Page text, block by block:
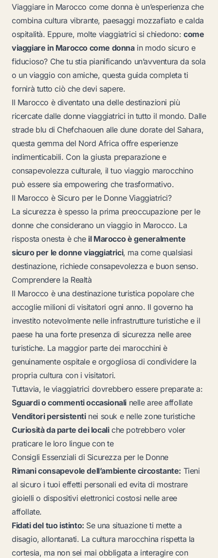
Viaggiare in Marocco come donna è un’esperienza che
combina cultura vibrante, paesaggi mozzafiato e calda
ospitalità. Eppure, molte viaggiatrici si chiedono:come
viaggiare in Marocco come donnain modo sicuro e
fiducioso? Che tu stia pianificando un’avventura da sola
o un viaggio con amiche, questa guida completa ti
fornirà tutto ciò che devi sapere.
Il Marocco è diventato una delle destinazioni più
ricercate dalle donne viaggiatrici in tutto il mondo. Dalle
strade blu di Chefchaouen alle dune dorate del Sahara,
questa gemma del Nord Africa offre esperienze
indimenticabili. Con la giusta preparazione e
consapevolezza culturale, il tuo viaggio marocchino
può essere sia empowering che trasformativo.
Il Marocco è Sicuro per le Donne Viaggiatrici?
La sicurezza è spesso la prima preoccupazione per le
donne che considerano un viaggio in Marocco. La
risposta onesta è che il Marocco è generalmente
sicuro per le donne viaggiatrici, ma come qualsiasi
destinazione, richiede consapevolezza e buon senso.
Comprendere la Realtà
Il Marocco è una destinazione turistica popolare che
accoglie milioni di visitatori ogni anno. Il governo ha
investito notevolmente nelle infrastrutture turistiche e il
paese ha una forte presenza di sicurezza nelle aree
turistiche. La maggior parte dei marocchini è
genuinamente ospitale e orgogliosa di condividere la
propria cultura con i visitatori.
Tuttavia, le viaggiatrici dovrebbero essere preparate a:
Sguardi o commenti occasionali nelle aree affollate
Venditori persistentinei souk e nelle zone turistiche
Curiosità da parte dei localiche potrebbero voler
praticare le loro lingue con te
Consigli Essenziali di Sicurezza per le Donne
Rimani consapevole dell’ambiente circostante: Tieni
al sicuro i tuoi effetti personali ed evita di mostrare
gioielli o dispositivi elettronici costosi nelle aree
affollate.
Fidati del tuo istinto: Se una situazione ti mette a
disagio, allontanati. La cultura marocchina rispetta la
cortesia, ma non sei mai obbligata a interagire con